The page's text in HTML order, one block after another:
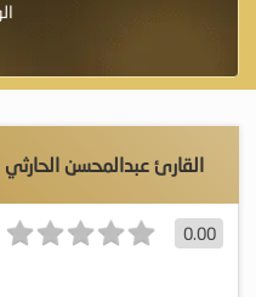
القارئ عبدالمحسن الحارثي
0.00